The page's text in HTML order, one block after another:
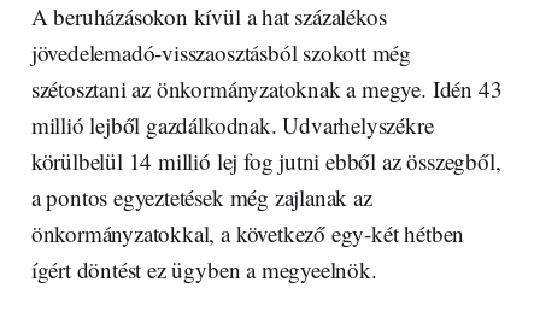
A beruházásokon kívül a hat százalékos
jövedelemadó-visszaosztásból szokott még
szétosztani az önkormányzatoknak a megye. Idén 43
millió lejből gazdálkodnak. Udvarhelyszékre
körülbelül 14 millió lej fog jutni ebből az összegből,
a pontos egyeztetések még zajlanak az
önkormányzatokkal, a következő egy-két hétben
ígért döntést ez ügyben a megyeelnök.